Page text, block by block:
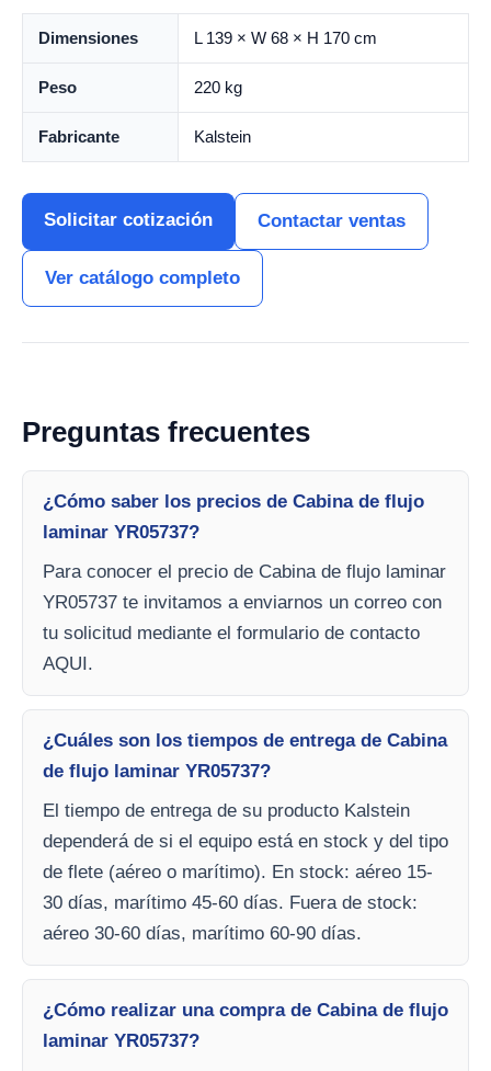
Dimensiones L 139 × W 68 × H 170 cm
Peso 220 kg
Fabricante Kalstein
Solicitar cotización Contactar ventas
Ver catálogo completo
Preguntas frecuentes
¿Cómo saber los precios de Cabina de flujo
laminar YR05737?
Para conocer el precio de Cabina de flujo laminar
YR05737 te invitamos a enviarnos un correo con
tu solicitud mediante el formulario de contacto
AQUI.
¿Cuáles son los tiempos de entrega de Cabina
de flujo laminar YR05737?
El tiempo de entrega de su producto Kalstein
dependerá de si el equipo está en stock y del tipo
de flete (aéreo o marítimo). En stock: aéreo 15-
30 días, marítimo 45-60 días. Fuera de stock:
aéreo 30-60 días, marítimo 60-90 días.
¿Cómo realizar una compra de Cabina de flujo
laminar YR05737?